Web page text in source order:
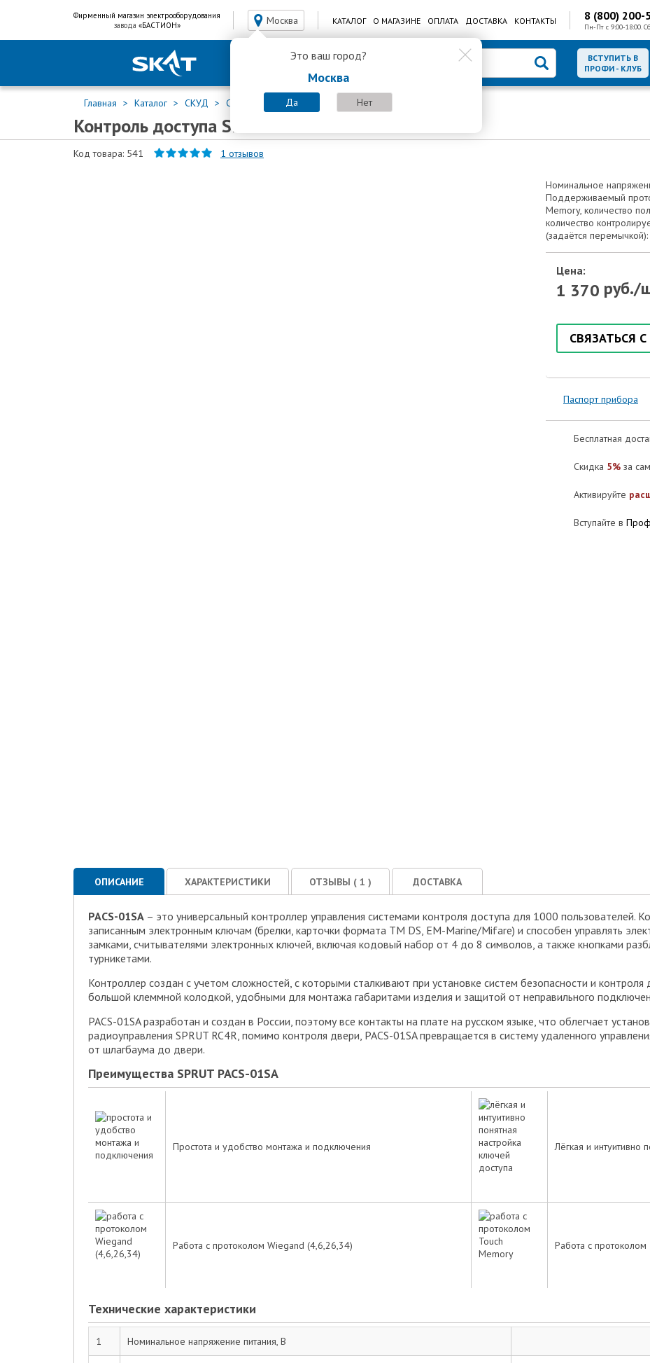
Фирменный магазин электрооборудования
завода «БАСТИОН» Москва
Это ваш город?
Москва
Да Нет
КАТАЛОГ О МАГАЗИНЕ ОПЛАТА ДОСТАВКА КОНТАКТЫ 8 (800) 200-
Пн-Пт с 9:00-18:00.
ВСТУПИТЬ В
ПРОФИ - КЛУБ
Главная Каталог СКУД СКУД Контроль доступа SPRUT PACS-01SA
Контроль доступа SPRUT PACS-01SA
Код товара: 541 1 отзывов
Номинальное
Поддерживаемый
Memory, количество
количество
(задаётся
Цена:
1 370 руб./
СВЯЗАТЬСЯ
Паспорт прибора
Бесплатная
Скидка 5% за
Активируйте
Вступайте в
ОПИСАНИЕ ХАРАКТЕРИСТИКИ ОТЗЫВЫ ( 1 ) ДОСТАВКА
PACS-01SA – это универсальный контроллер управления системами контроля доступа для 1000 пользователей.
записанным электронным ключам (брелки, карточки формата ТМ DS, EM-Marine/Mifare) и способен управлять
замками, считывателями электронных ключей, включая кодовый набор от 4 до 8 символов, а также кнопками
турникетами.
Контроллер создан с учетом сложностей, с которыми сталкивают при установке систем безопасности и
большой клеммной колодкой, удобными для монтажа габаритами изделия и защитой от неправильного
PACS-01SA разработан и создан в России, поэтому все контакты на плате на русском языке, что облегчает
радиоуправления SPRUT RC4R, помимо контроля двери, PACS-01SA превращается в систему удаленного
от шлагбаума до двери.
Преимущества SPRUT PACS-01SA
Простота и удобство монтажа и подключения Лёгкая и интуитивно
Работа с протоколом Wiegand (4,6,26,34) Работа с
Технические характеристики
1 Номинальное напряжение питания, В
Оценка товара: